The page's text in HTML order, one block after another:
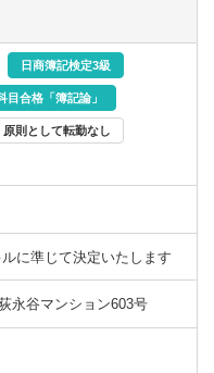
じめとした、専門性の高
日商簿記検定3級
目合格「簿記論」
原則として転勤なし
に準じて決定いたします
永谷マンション603号